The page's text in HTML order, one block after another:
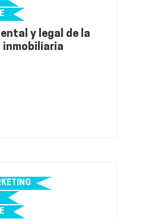
y legal de la
inmobiliaria